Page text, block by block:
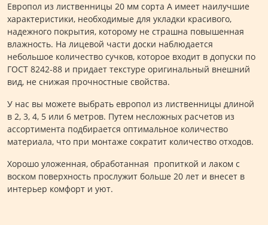
Европол из лиственницы 20 мм сорта А имеет наилучшие
характеристики, необходимые для укладки красивого,
надежного покрытия, которому не страшна повышенная
влажность. На лицевой части доски наблюдается
небольшое количество сучков, которое входит в допуски по
ГОСТ 8242-88 и придает текстуре оригинальный внешний
вид, не снижая прочностные свойства.
У нас вы можете выбрать европол из лиственницы длиной
в 2, 3, 4, 5 или 6 метров. Путем несложных расчетов из
ассортимента подбирается оптимальное количество
материала, что при монтаже сократит количество отходов.
Хорошо уложенная, обработанная пропиткой и лаком с
воском поверхность прослужит больше 20 лет и внесет в
интерьер комфорт и уют.